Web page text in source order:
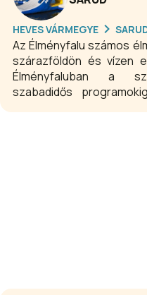
vendégsereg, majd
asztalnál ünnepelhet.
HEVES VÁRMEGYE
Az Élményfalu számos
szárazföldön és vízen
Élményfaluban a
szabadidős